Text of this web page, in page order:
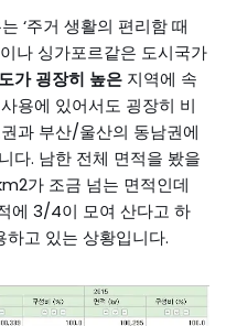
‘주거 생활의 편리함 때
나 싱가포르같은 도시국가
가 굉장히 높은 지역에 속
용에 있어서도 굉장히 비
과 부산/울산의 동남권에
다. 남한 전체 면적을 봤을
가 조금 넘는 면적인데
에 3/4이 모여 산다고 하
고 있는 상황입니다.